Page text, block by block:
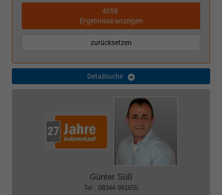
4058
Ergebnisse anzeigen
zurücksetzen
Detailsuche
Günter Süß
Tel.: 08344 991655